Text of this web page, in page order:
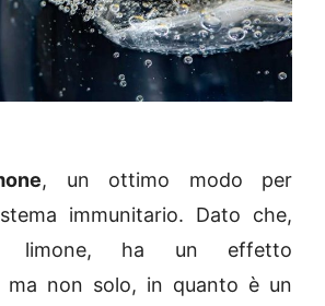
, un ottimo modo per
immunitario. Dato che,
limone, ha un effetto
ma non solo, in quanto è un